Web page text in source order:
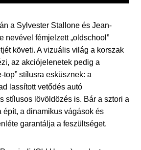
a Sylvester Stallone és Jean-
nevével fémjelzett „oldschool”
követi. A vizuális világ a korszak
az akciójelenetek pedig a
top” stílusra esküsznek: a
lassított vetődés autó
stílusos lövöldözés is. Bár a sztori a
épít, a dinamikus vágások és
garantálja a feszültséget.